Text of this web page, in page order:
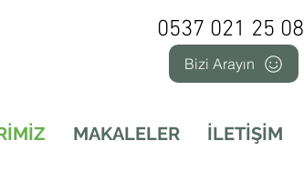
Bizi Arayın
0537 021 25 08
MAKALELER İLETİŞİM